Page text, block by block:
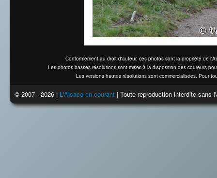
Conformément au droit d'auteur, ces photos sont la propriété de
Les photos basses résolutions sont mises à la disposition des coureurs
Les versions hautes résolutions sont commercialisées. Pour
© 2007 - 2026 | L'Alsace en courant | Toute reproduction interdite sans